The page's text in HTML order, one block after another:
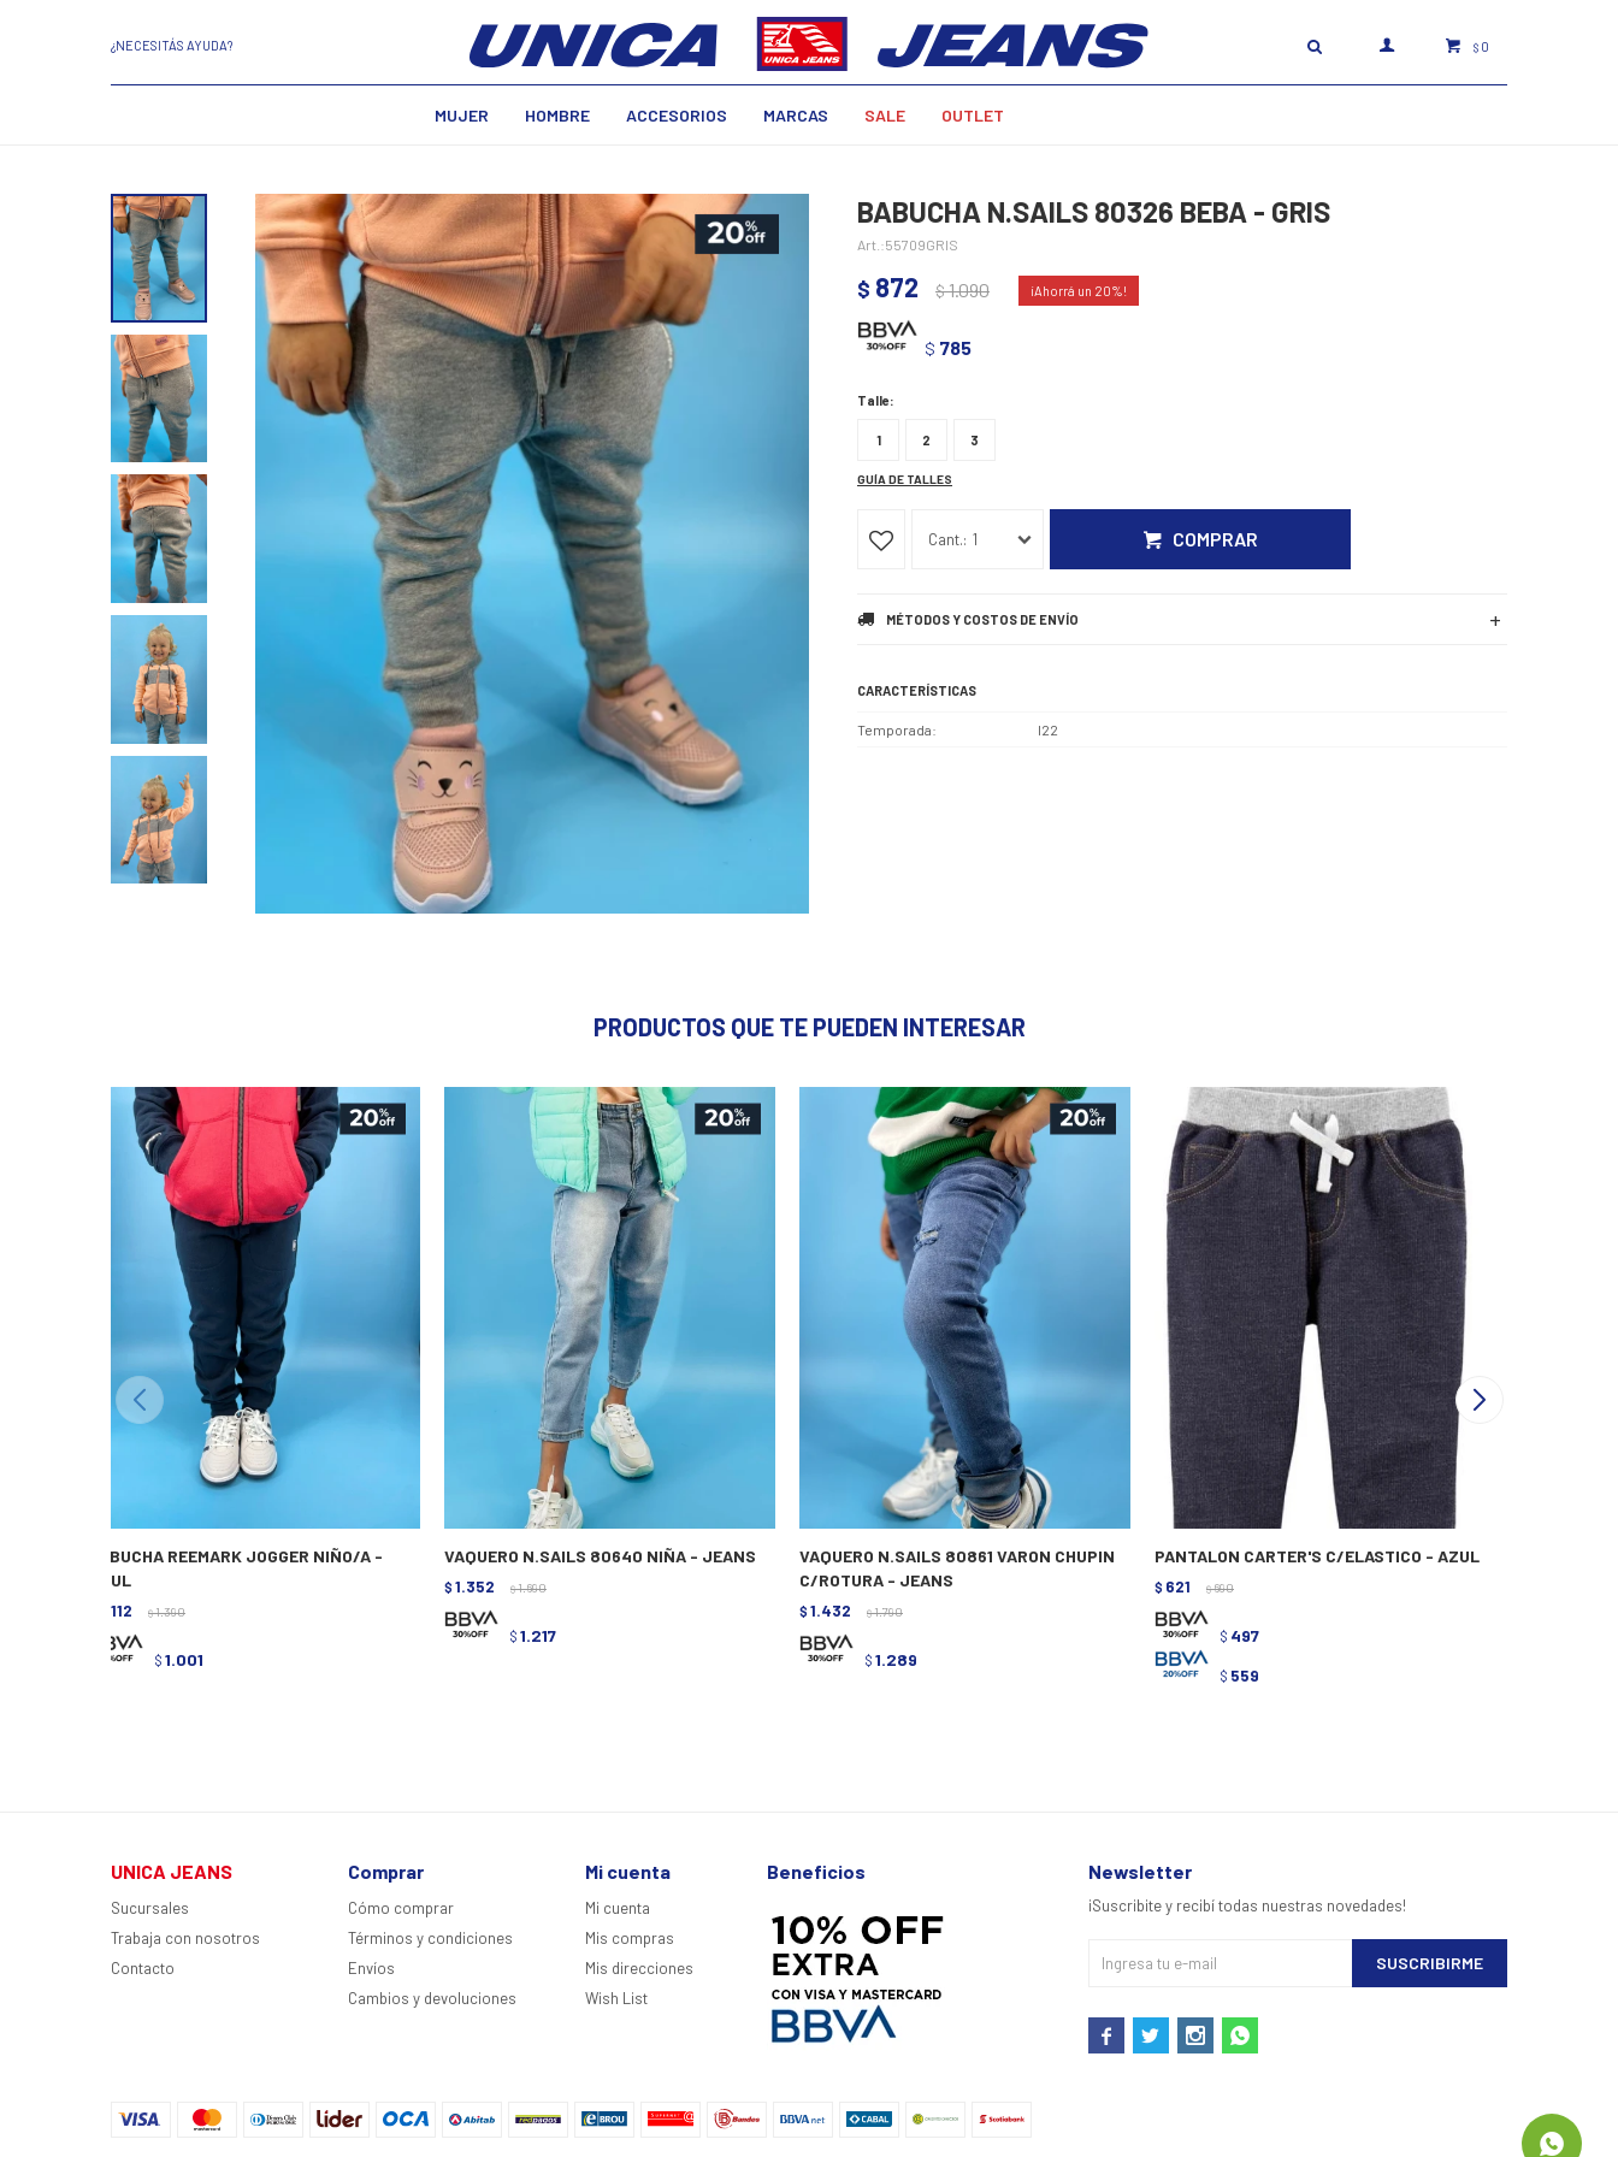
MUJER HOMBRE ACCESORIOS MARCAS SALE OUTLET
$ 0
¿NECESITÁS AYUDA?
BABUCHA N.SAILS 80326 BEBA - GRIS
55709GRIS
$ 872 $1.090 20
$ 785
Talle:
1 2 3
GUÍA DE TALLES
1 COMPRAR
MÉTODOS Y COSTOS DE ENVÍO
CARACTERÍSTICAS
Temporada I22
PRODUCTOS QUE TE PUEDEN INTERESAR
BABUCHA REEMARK JOGGER NIÑO/A -
AZUL
1.112 $ 1.390
$ 1.001
VAQUERO N.SAILS 80640 NIÑA - JEANS
$ 1.352 $ 1.690
$ 1.217
VAQUERO N.SAILS 80861 VARON CHUPIN
C/ROTURA - JEANS
$ 1.432 $ 1.790
$ 1.289
PANTALON CARTER'S C/ELASTICO - AZUL
$ 621 $ 690
$ 497
$ 559
UNICA JEANS
Sucursales
Trabaja con nosotros
Contacto
Comprar
Cómo comprar
Términos y condiciones
Envíos
Cambios y devoluciones
Mi cuenta
Mi cuenta
Mis compras
Mis direcciones
Wish List
Beneficios Newsletter
¡Suscribite y recibí todas nuestras novedades!
SUSCRIBIRME
   